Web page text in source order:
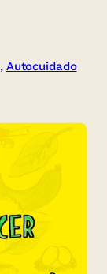
, Autocuidado